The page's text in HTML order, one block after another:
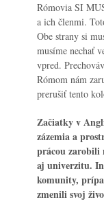
Rómovia SI
a ich členmi.
Obe strany si
musíme nechať
vpred.
Rómom nám
prerušiť tento
Začiatky v
zázemia a
prácou zarobili
aj univerzitu.
komunity,
zmenili svoj